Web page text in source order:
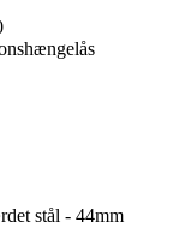
stål - 44mm